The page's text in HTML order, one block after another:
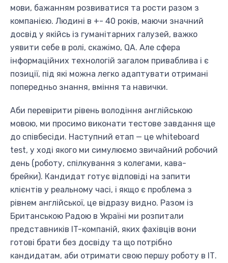
мови, бажанням розвиватися та рости разом з
компанією. Людині в +- 40 років, маючи значний
досвід у якійсь із гуманітарних галузей, важко
уявити себе в ролі, скажімо, QA. Але сфера
інформаційних технологій загалом приваблива і є
позиції, під які можна легко адаптувати отримані
попередньо знання, вміння та навички.
Аби перевірити рівень володіння англійською
мовою, ми просимо виконати тестове завдання ще
до співбесіди. Наступний етап — це whiteboard
test, у ході якого ми симулюємо звичайний робочий
день (роботу, спілкування з колегами, кава-
брейки). Кандидат готує відповіді на запити
клієнтів у реальному часі, і якщо є проблема з
рівнем англійської, це відразу видно. Разом із
Британською Радою в Україні ми розпитали
представників IT-компаній, яких фахівців вони
готові брати без досвіду та що потрібно
кандидатам, аби отримати свою першу роботу в ІТ.